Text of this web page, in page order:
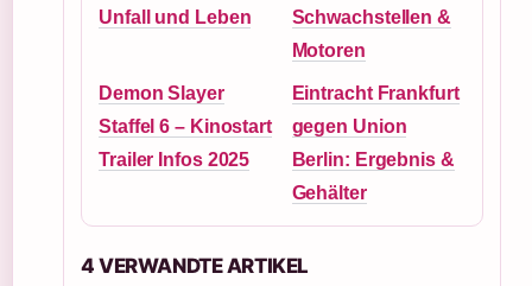
Unfall und Leben
Schwachstellen &
Motoren
Demon Slayer
Staffel 6 – Kinostart
Trailer Infos 2025
Eintracht Frankfurt
gegen Union
Berlin: Ergebnis &
Gehälter
4 VERWANDTE ARTIKEL